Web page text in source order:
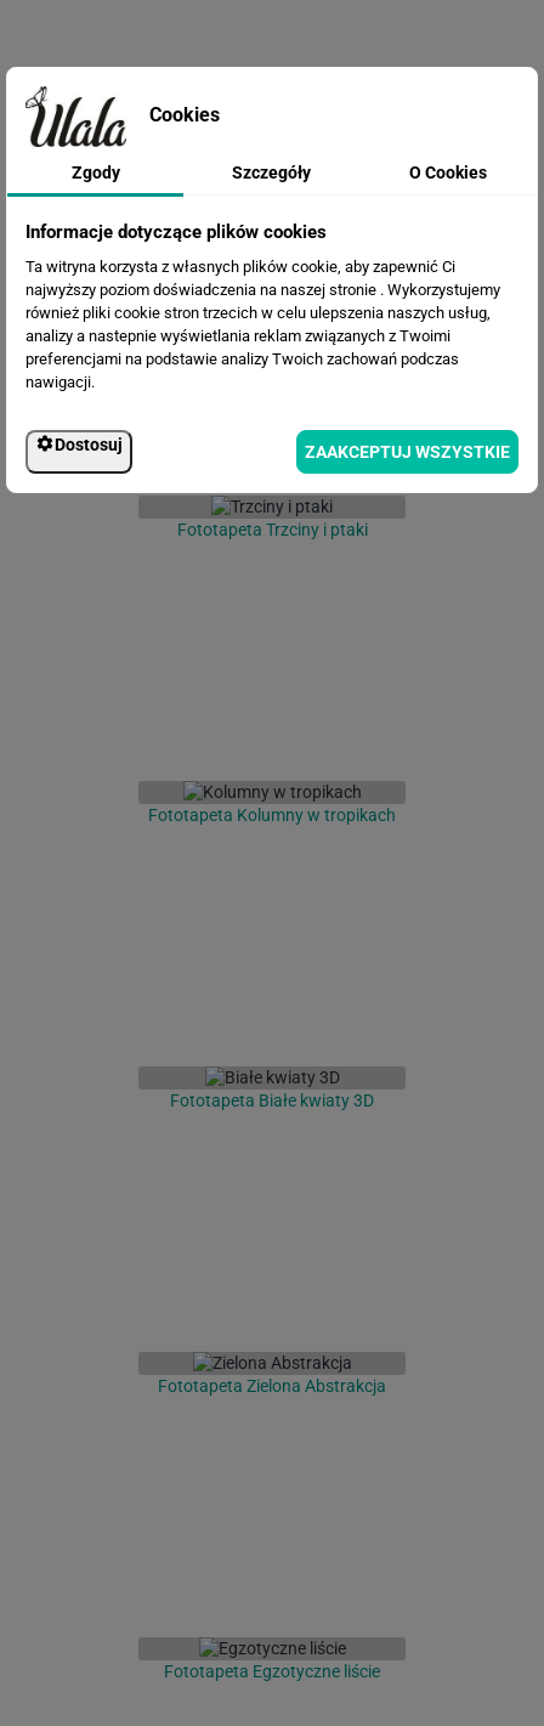
Fototapeta Zielone tropikalne liście
na białym tle. Akwarela
Fototapeta Trzciny i ptaki
Fototapeta Kolumny w tropikach
Fototapeta Białe kwiaty 3D
Fototapeta Zielona Abstrakcja
Fototapeta Egzotyczne liście
Cookies
Zgody Szczegóły O Cookies
Informacje dotyczące plików cookies
Ta witryna korzysta z własnych plików cookie, aby zapewnić Ci
najwyższy poziom doświadczenia na naszej stronie . Wykorzystujemy
również pliki cookie stron trzecich w celu ulepszenia naszych usług,
analizy a nastepnie wyświetlania reklam związanych z Twoimi
preferencjami na podstawie analizy Twoich zachowań podczas
nawigacji.
Dostosuj ZAAKCEPTUJ WSZYSTKIE